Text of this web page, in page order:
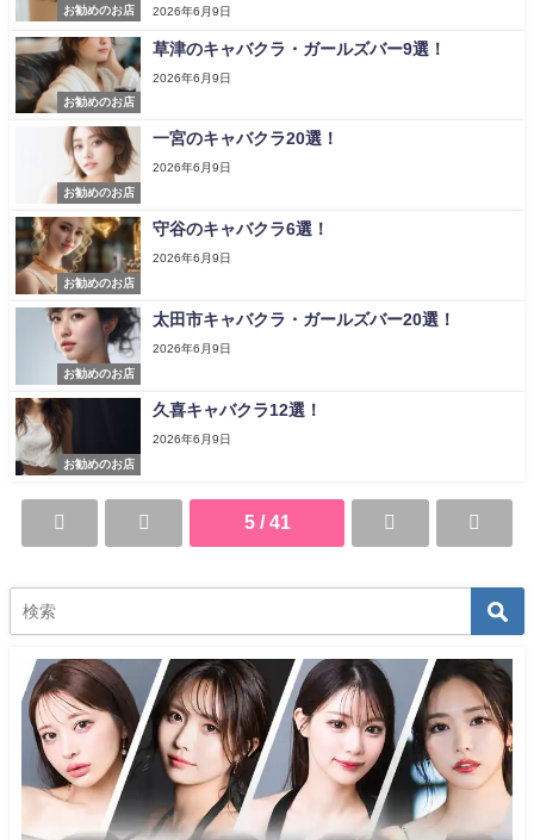
お勧めのお店 2026年6月9日
お勧めのお店
草津のキャバクラ・ガールズバー9選！
2026年6月9日
お勧めのお店
一宮のキャバクラ20選！
2026年6月9日
お勧めのお店
守谷のキャバクラ6選！
2026年6月9日
お勧めのお店
太田市キャバクラ・ガールズバー20選！
2026年6月9日
お勧めのお店
久喜キャバクラ12選！
2026年6月9日
5 / 41